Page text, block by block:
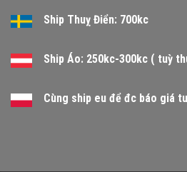
Ship Thuỵ Điển: 700kc
Ship Áo: 250kc-300kc ( tuỳ
Cùng ship eu để đc báo giá